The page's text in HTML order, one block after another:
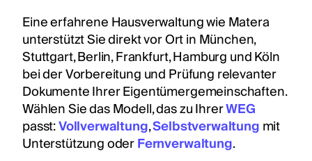
Eine erfahrene Hausverwaltung wie Matera
unterstützt Sie direkt vor Ort in München,
Stuttgart, Berlin, Frankfurt, Hamburg und Köln
bei der Vorbereitung und Prüfung relevanter
Dokumente Ihrer Eigentümergemeinschaften.
Wählen Sie das Modell, das zu IhrerWEG
passt:Vollverwaltung,Selbstverwaltungmit
Unterstützung oderFernverwaltung.